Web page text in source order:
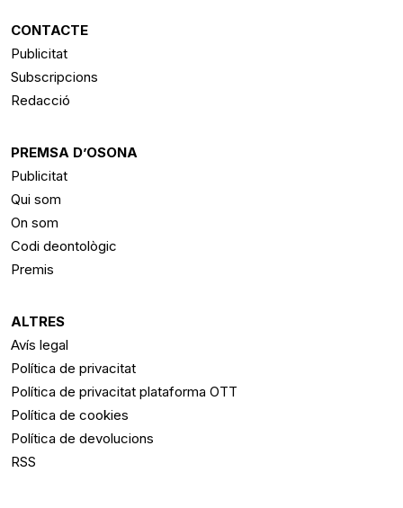
CONTACTE
Publicitat
Subscripcions
Redacció
PREMSA D’OSONA
Publicitat
Qui som
On som
Codi deontològic
Premis
ALTRES
Avís legal
Política de privacitat
Política de privacitat plataforma OTT
Política de cookies
Política de devolucions
RSS